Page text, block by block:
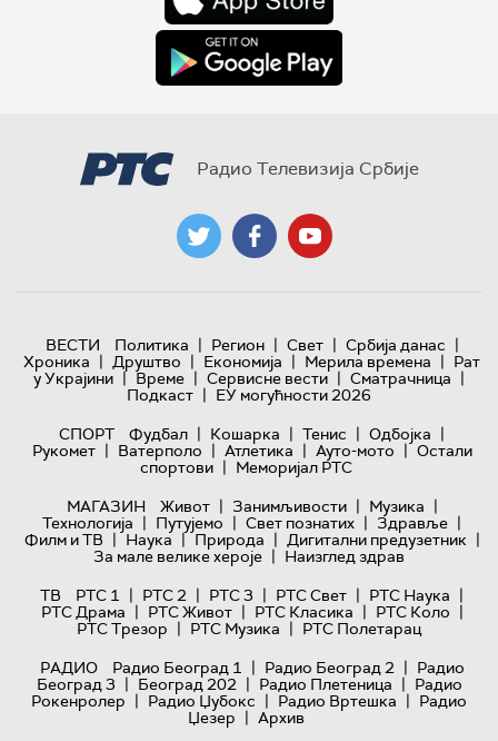
Радио Телевизија Србије
ВЕСТИ Политика | Регион | Свет | Србија данас |
Хроника | Друштво | Економија | Мерила времена | Рат
у Украјини | Време | Сервисне вести | Сматрачница |
Подкаст | ЕУ могућности 2026
СПОРТ
Фудбал | Кошарка | Тенис | Одбојка |
Рукомет | Ватерполо | Атлетика | Ауто-мото | Остали
спортови | Меморијал РТС
МАГАЗИН
Живот | Занимљивости | Музика |
Технологијa | Путујемо | Свет познатих | Здравље |
Филм и ТВ | Наука | Природа | Дигитални предузетник |
За мале велике хероје | Наизглед здрав
ТВ
РТС 1 | РТС 2 | РТС 3 | РТС Свет | РТС Наука |
РТС Драма | РТС Живот | РТС Класика | РТС Коло |
РТС Трезор | РТС Музика | РТС Полетарац
РАДИО
Радио Београд 1 | Радио Београд 2 | Радио
Београд 3 | Београд 202 | Радио Плетеница | Радио
Рокенролер | Радио Џубокс | Радио Вртешка | Радио
Џезер | Архив